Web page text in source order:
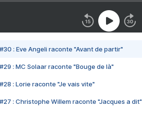
#30 : Eve Angeli raconte "Avant de partir"
#29 : MC Solaar raconte "Bouge de là"
#28 : Lorie raconte "Je vais vite"
#27 : Christophe Willem raconte "Jacques a dit"